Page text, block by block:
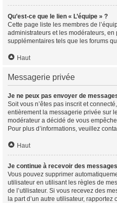
Qu’est-ce que le lien « L’équipe » ?
Cette page liste les membres de
administrateurs et les modérateurs,
supplémentaires tels que les forums
Haut
Messagerie privée
Je ne peux pas envoyer de
Soit vous n’êtes pas inscrit et
entièrement la messagerie privée sur
modérateur a décidé de vous
Pour plus d’informations, veuillez
Haut
Je continue à recevoir des
Vous pouvez supprimer
utilisateur en utilisant les règles de
de l’utilisateur. Si vous recevez des
la part d’un autre utilisateur,